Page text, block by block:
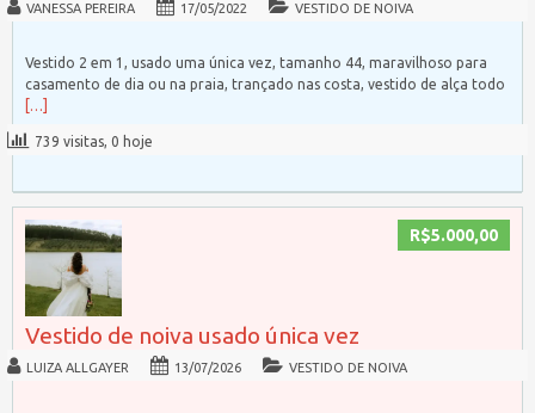
VANESSA PEREIRA 17/05/2022 VESTIDO DE NOIVA
Vestido 2 em 1, usado uma única vez, tamanho 44, maravilhoso para
casamento de dia ou na praia, trançado nas costa, vestido de alça todo
[…]
739 visitas, 0 hoje
R$5.000,00
Vestido de noiva usado única vez
LUIZA ALLGAYER 13/07/2026 VESTIDO DE NOIVA